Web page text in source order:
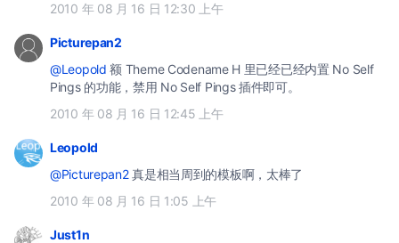
2010 年 08 月 16 日 12:30 上午
Picturepan2
@Leopold 额 Theme Codename H 里已经已经内置 No Self
Pings 的功能，禁用 No Self Pings 插件即可。
2010 年 08 月 16 日 12:45 上午
Leopold
@Picturepan2真是相当周到的模板啊，太棒了
2010 年 08 月 16 日 1:05 上午
Just1n